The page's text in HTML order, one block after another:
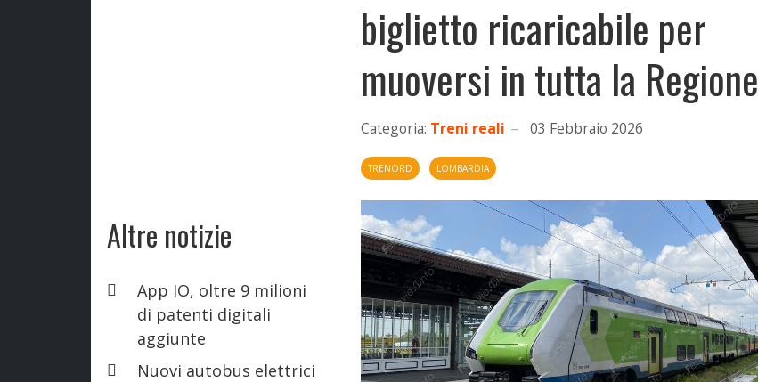
Altre notizie
App IO, oltre 9 milioni
di patenti digitali
aggiunte
Nuovi autobus elettrici
biglietto ricaricabile per
muoversi in tutta la Regione
Categoria: Treni reali 03 Febbraio 2026
TRENORD LOMBARDIA